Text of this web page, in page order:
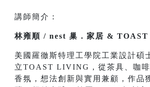
講師簡介：
林雍順 / nest 巢．家居 & TOAST
美國羅徹斯特理工學院工業設計碩
立TOAST LIVING，從茶具、咖啡
香氛，想法創新與實用兼顧，作品